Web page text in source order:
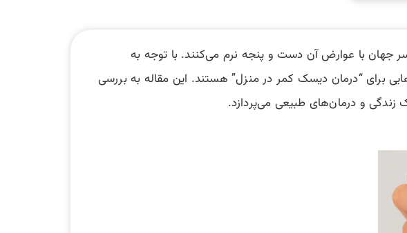
جهان با عوارض آن دست و پنجه نرم می‌کنند. با توجه به
برای “درمان دیسک کمر در منزل” هستند. این مقاله به بررسی
و درمان‌های طبیعی می‌پردازد.